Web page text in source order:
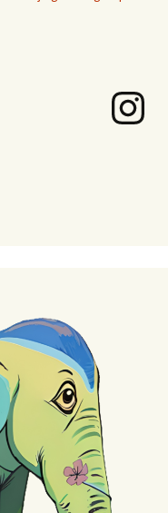
Instagram